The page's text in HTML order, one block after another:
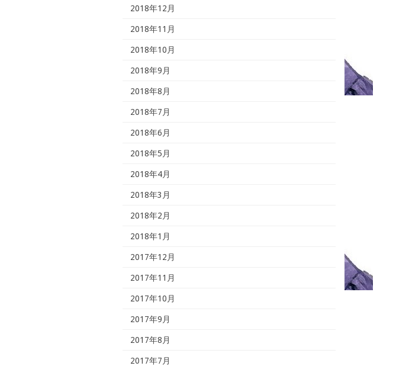
2018年12月
2018年11月
2018年10月
2018年9月
2018年8月
2018年7月
2018年6月
2018年5月
2018年4月
2018年3月
2018年2月
2018年1月
2017年12月
2017年11月
2017年10月
2017年9月
2017年8月
2017年7月